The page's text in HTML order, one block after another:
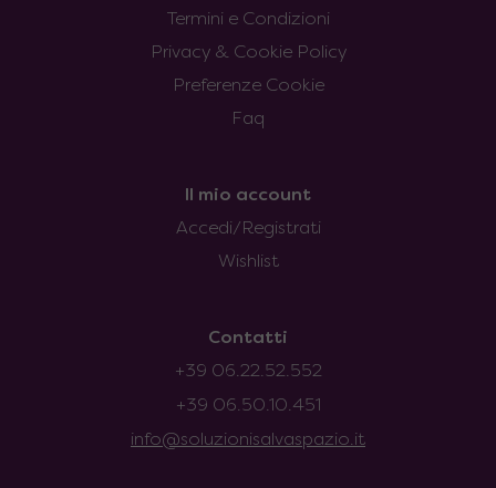
Termini e Condizioni
Privacy & Cookie Policy
Preferenze Cookie
Faq
Il mio account
Accedi/Registrati
Wishlist
Contatti
+39 06.22.52.552
+39 06.50.10.451
info@soluzionisalvaspazio.it